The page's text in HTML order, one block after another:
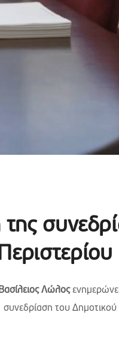
Λώλος
του